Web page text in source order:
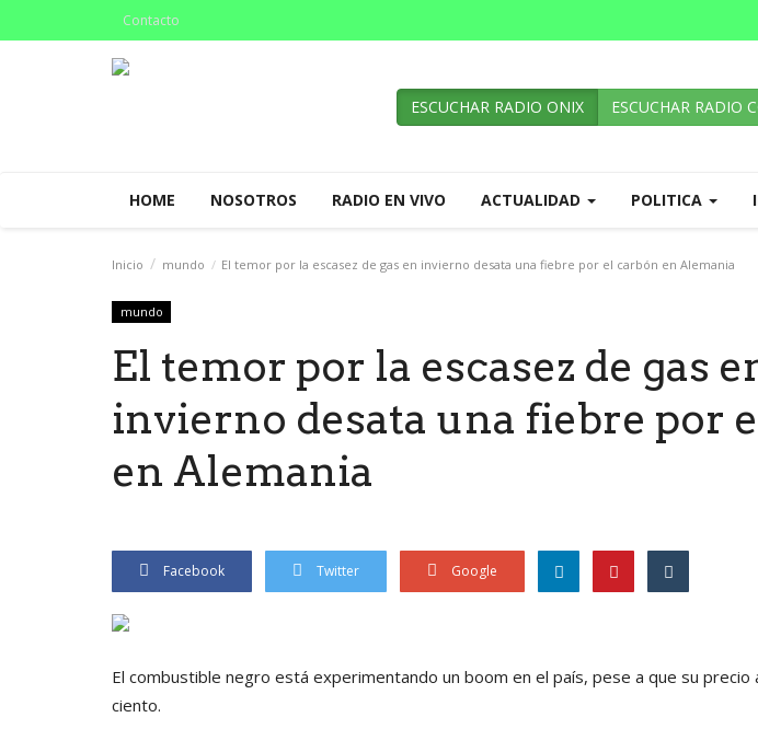
Contacto
ESCUCHAR RADIO ONIX ESCUCHAR RADIO
HOME NOSOTROS RADIO EN VIVO ACTUALIDAD POLITICA
Inicio mundo El temor por la escasez de gas en invierno desata una fiebre por el carbón en Alemania
mundo
El temor por la escasez de gas
invierno desata una fiebre por
en Alemania
Facebook Twitter Google
El combustible negro está experimentando un boom en el país, pese a que su precio
ciento.